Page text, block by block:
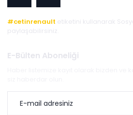
#cetinrenault etiketini kullanarak
paylaşabilirsiniz.
E-Bülten Aboneliği